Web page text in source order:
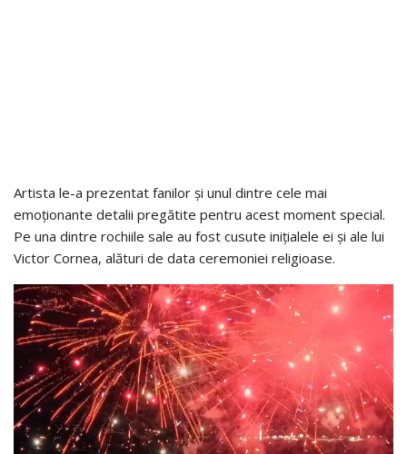
Artista le-a prezentat fanilor și unul dintre cele mai
emoționante detalii pregătite pentru acest moment special.
Pe una dintre rochiile sale au fost cusute inițialele ei și ale lui
Victor Cornea, alături de data ceremoniei religioase.
Video
Player